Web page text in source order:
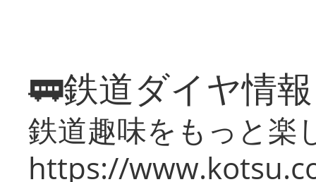
🚃鉄道ダイヤ情
鉄道趣味をもっと楽
https://